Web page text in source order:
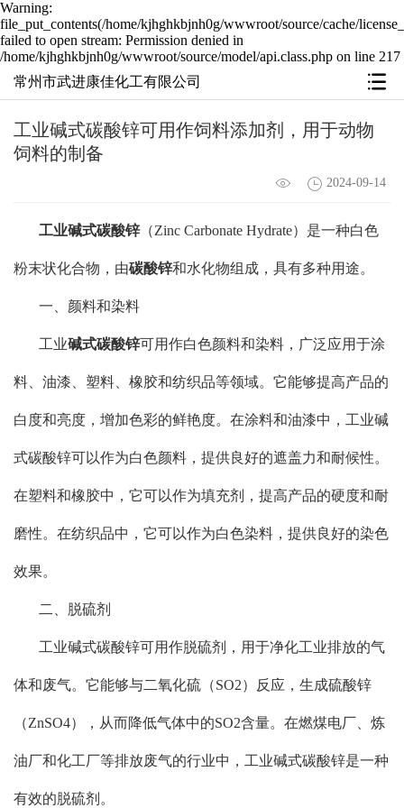
Warning:
file_put_contents(/home/kjhghkbjnh0g/wwwroot/source/cache/
failed to open stream: Permission denied in
/home/kjhghkbjnh0g/wwwroot/source/model/api.class.php on line 217
常州市武进康佳化工有限公司
工业碱式碳酸锌可用作饲料添加剂，用于动物
饲料的制备
2024-09-14
工业碱式碳酸锌（Zinc Carbonate Hydrate）是一种白色
粉末状化合物，由碳酸锌和水化物组成，具有多种用途。
一、颜料和染料
工业碱式碳酸锌可用作白色颜料和染料，广泛应用于涂
料、油漆、塑料、橡胶和纺织品等领域。它能够提高产品的
白度和亮度，增加色彩的鲜艳度。在涂料和油漆中，工业碱
式碳酸锌可以作为白色颜料，提供良好的遮盖力和耐候性。
在塑料和橡胶中，它可以作为填充剂，提高产品的硬度和耐
磨性。在纺织品中，它可以作为白色染料，提供良好的染色
效果。
二、脱硫剂
工业碱式碳酸锌可用作脱硫剂，用于净化工业排放的气
体和废气。它能够与二氧化硫（SO2）反应，生成硫酸锌
（ZnSO4），从而降低气体中的SO2含量。在燃煤电厂、炼
油厂和化工厂等排放废气的行业中，工业碱式碳酸锌是一种
有效的脱硫剂。